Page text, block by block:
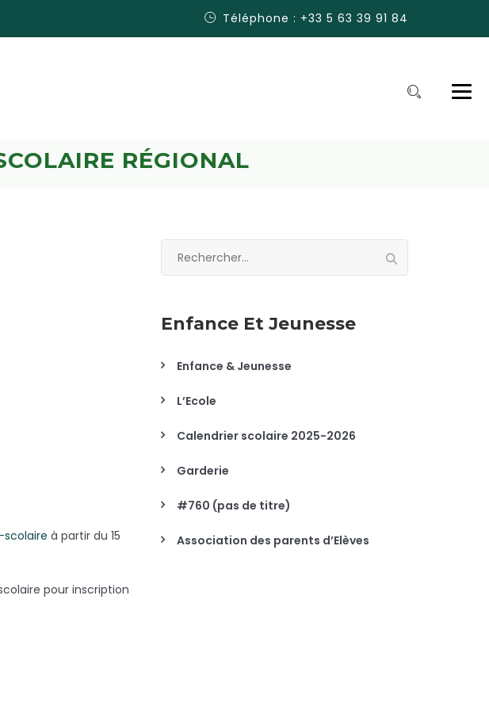
Téléphone : +33 5 63 39 91 84
RÉGIONAL
à partir du 15
pour inscription
Enfance Et Jeunesse
Enfance & Jeunesse
L’Ecole
Calendrier scolaire 2025-2026
Garderie
#760 (pas de titre)
Association des parents d’Elèves